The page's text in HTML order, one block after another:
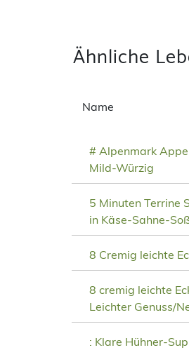
Ähnliche
Name
# Alpenmark
Mild-Würzig
5 Minuten Terrine
in Käse-Sahne-
8 Cremig leichte
8 cremig leichte
Leichter Genuss/
: Klare Hühner-